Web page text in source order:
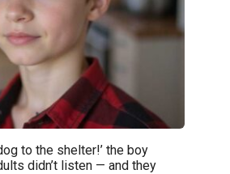
to the shelter!’ the boy
didn’t listen — and they